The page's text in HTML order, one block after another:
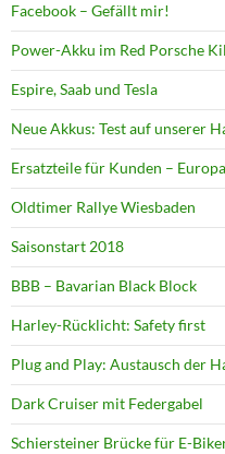
Facebook – Gefällt mir!
Power-Akku im Red Porsche
Espire, Saab und Tesla
Neue Akkus: Test auf unserer
Ersatzteile für Kunden –
Oldtimer Rallye Wiesbaden
Saisonstart 2018
BBB – Bavarian Black Block
Harley-Rücklicht: Safety first
Plug and Play: Austausch der
Dark Cruiser mit Federgabel
Schiersteiner Brücke für E-